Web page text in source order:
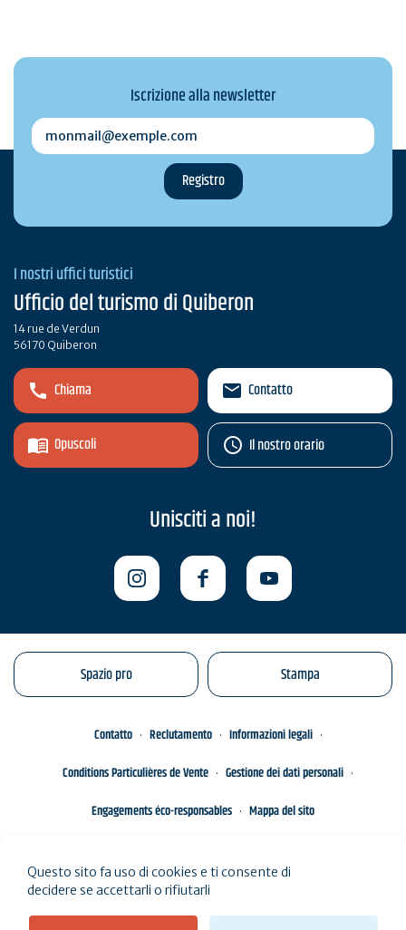
Iscrizione alla newsletter
monmail@exemple.com
I nostri uffici turistici
Ufficio del turismo di Quiberon
14 rue de Verdun
56170 Quiberon
Chiama
Opuscoli
Contatto
Il nostro orario
Unisciti a noi!
Spazio pro Stampa
Contatto Reclutamento
Informazioni legali
Conditions Particulières de Vente
Gestione dei dati personali
Engagements éco-responsables
Mappa del sito
Questo sito fa uso di cookies e ti consente di
decidere se accettarli o rifiutarli